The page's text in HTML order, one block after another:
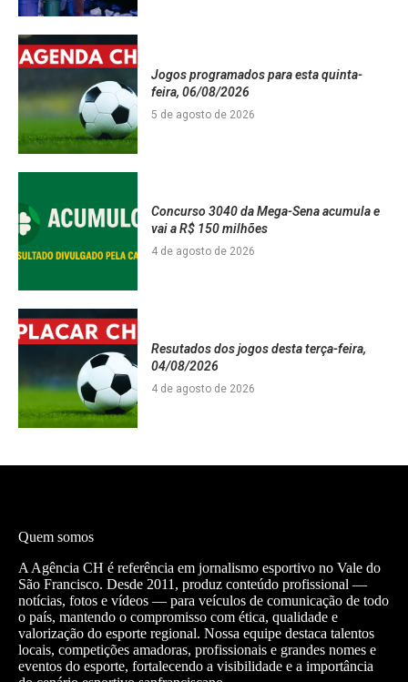
Jogos programados para esta quinta-
feira, 06/08/2026
5 de agosto de 2026
Concurso 3040 da Mega-Sena acumula e
vai a R$ 150 milhões
4 de agosto de 2026
Resutados dos jogos desta terça-feira,
04/08/2026
4 de agosto de 2026
Quem somos
A Agência CH é referência em jornalismo esportivo no Vale do
São Francisco. Desde 2011, produz conteúdo profissional —
notícias, fotos e vídeos — para veículos de comunicação de todo
o país, mantendo o compromisso com ética, qualidade e
valorização do esporte regional. Nossa equipe destaca talentos
locais, competições amadoras, profissionais e grandes nomes e
eventos do esporte, fortalecendo a visibilidade e a importância